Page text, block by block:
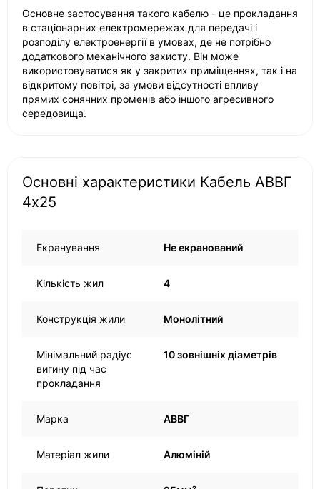
Основне застосування такого кабелю - це прокладання
в стаціонарних електромережах для передачі і
розподілу електроенергії в умовах, де не потрібно
додаткового механічного захисту. Він може
використовуватися як у закритих приміщеннях, так і на
відкритому повітрі, за умови відсутності впливу
прямих сонячних променів або іншого агресивного
середовища.
Основні характеристики Кабель АВВГ
4х25
Екранування Не екранований
Кількість жил 4
Конструкція жили Монолітний
Мінімальний радіус
вигину під час
прокладання
10 зовнішніх діаметрів
Марка АВВГ
Матеріал жили Алюміній